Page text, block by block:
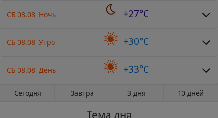
СБ 08.08 Ночь +27°C
СБ 08.08 Утро +30°C
СБ 08.08 День +33°C
Сегодня Завтра 3 дня 10 дней
Тема дня